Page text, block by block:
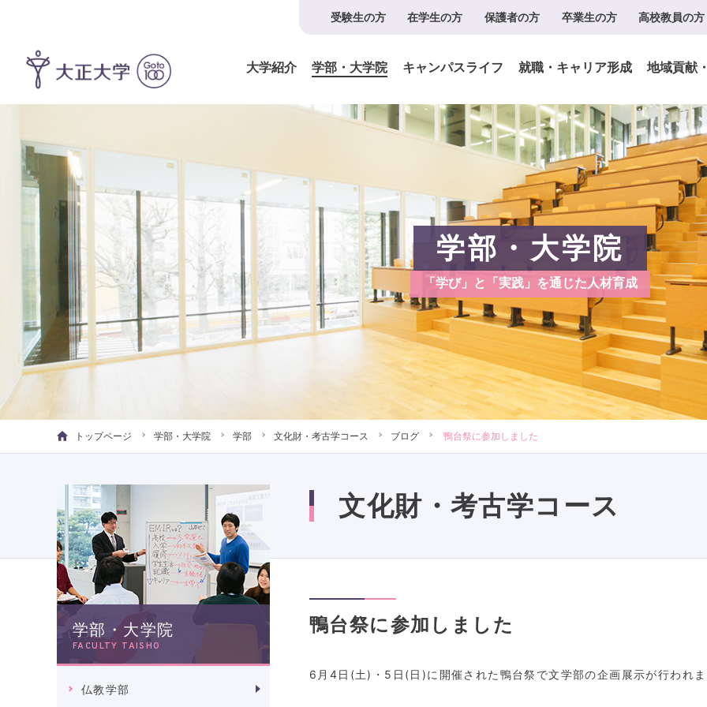
受験生の方 在学生の方 保護者の方 卒業生の方 高校教員の方
大学紹介 学部・大学院 キャンパスライフ 就職・キャリア形成 地域貢献
学部・大学院
「学び」と「実践」を通じた人材育成
トップページ 学部・大学院 学部 文化財・考古学コース ブログ 鴨台祭に参加しました
学部・大学院
FACULTY TAISHO
仏教学部
文化財・考古学コース
鴨台祭に参加しました
6月4日(土)・5日(日)に開催された鴨台祭で文学部の企画展示が行われ